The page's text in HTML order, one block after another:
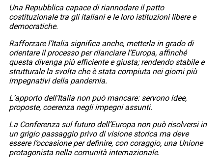
Una Repubblica capace di riannodare il patto
costituzionale tra gli italiani e le loro istituzioni libere e
democratiche.
Rafforzare l’Italia significa anche, metterla in grado di
orientare il processo per rilanciare l’Europa, affinché
questa divenga più efficiente e giusta; rendendo stabile e
strutturale la svolta che è stata compiuta nei giorni più
impegnativi della pandemia.
L’apporto dell’Italia non può mancare: servono idee,
proposte, coerenza negli impegni assunti.
La Conferenza sul futuro dell’Europa non può risolversi in
un grigio passaggio privo di visione storica ma deve
essere l’occasione per definire, con coraggio, una Unione
protagonista nella comunità internazionale.